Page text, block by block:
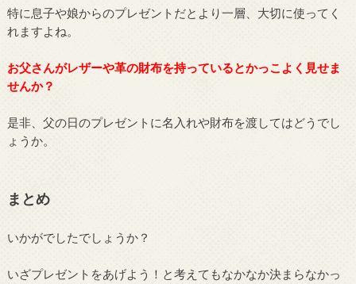
特に息子や娘からのプレゼントだとより一層、大切に使ってく
れますよね。
お父さんがレザーや革の財布を持っているとかっこよく見せま
せんか？
是非、父の日のプレゼントに名入れや財布を渡してはどうでし
ょうか。
まとめ
いかがでしたでしょうか？
いざプレゼントをあげよう！と考えてもなかなか決まらなかっ